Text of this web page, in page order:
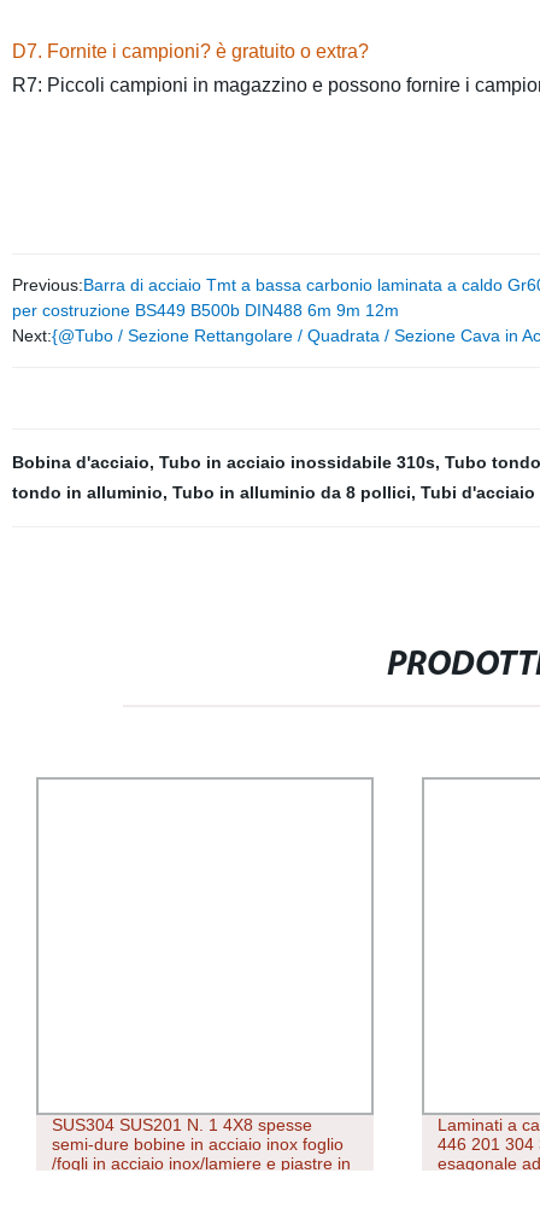
D7. Fornite i campioni? è gratuito o extra?
R7: Piccoli campioni in magazzino e possono fornire i
Previous:Barra di acciaio Tmt a bassa carbonio laminata a caldo
per costruzione BS449 B500b DIN488 6m 9m 12m
Next:{@Tubo / Sezione Rettangolare / Quadrata / Sezione Cava in
Bobina d'acciaio, Tubo in acciaio inossidabile 310s, Tubo
tondo in alluminio, Tubo in alluminio da 8 pollici, Tubi
Laminati a caldo Cina fabbrica AISI 431
446 201 304 316 Barra piatta quadrata
esagonale ad angolo luminoso, peso
Cono di
airtight,
odore